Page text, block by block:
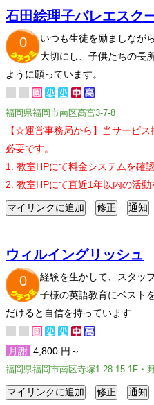
石田絵理子バレエスク
0
いつも生徒を励ましなが
大切にし、子供たちの長
ように願っています。
福岡県福岡市南区高宮3-7-8
【☆運営事務局から】当サービ
必要です。
1. 教室HPにて料金システムを確
2. 教室HPにて直近1年以内の活動
ウィルイングリッシュ
0
経験を生かして、スタッ
子様の英語教育にベスト
だけると自信を持っています
月謝 4,800 円～
福岡県福岡市南区寺塚1-28-15 1F・